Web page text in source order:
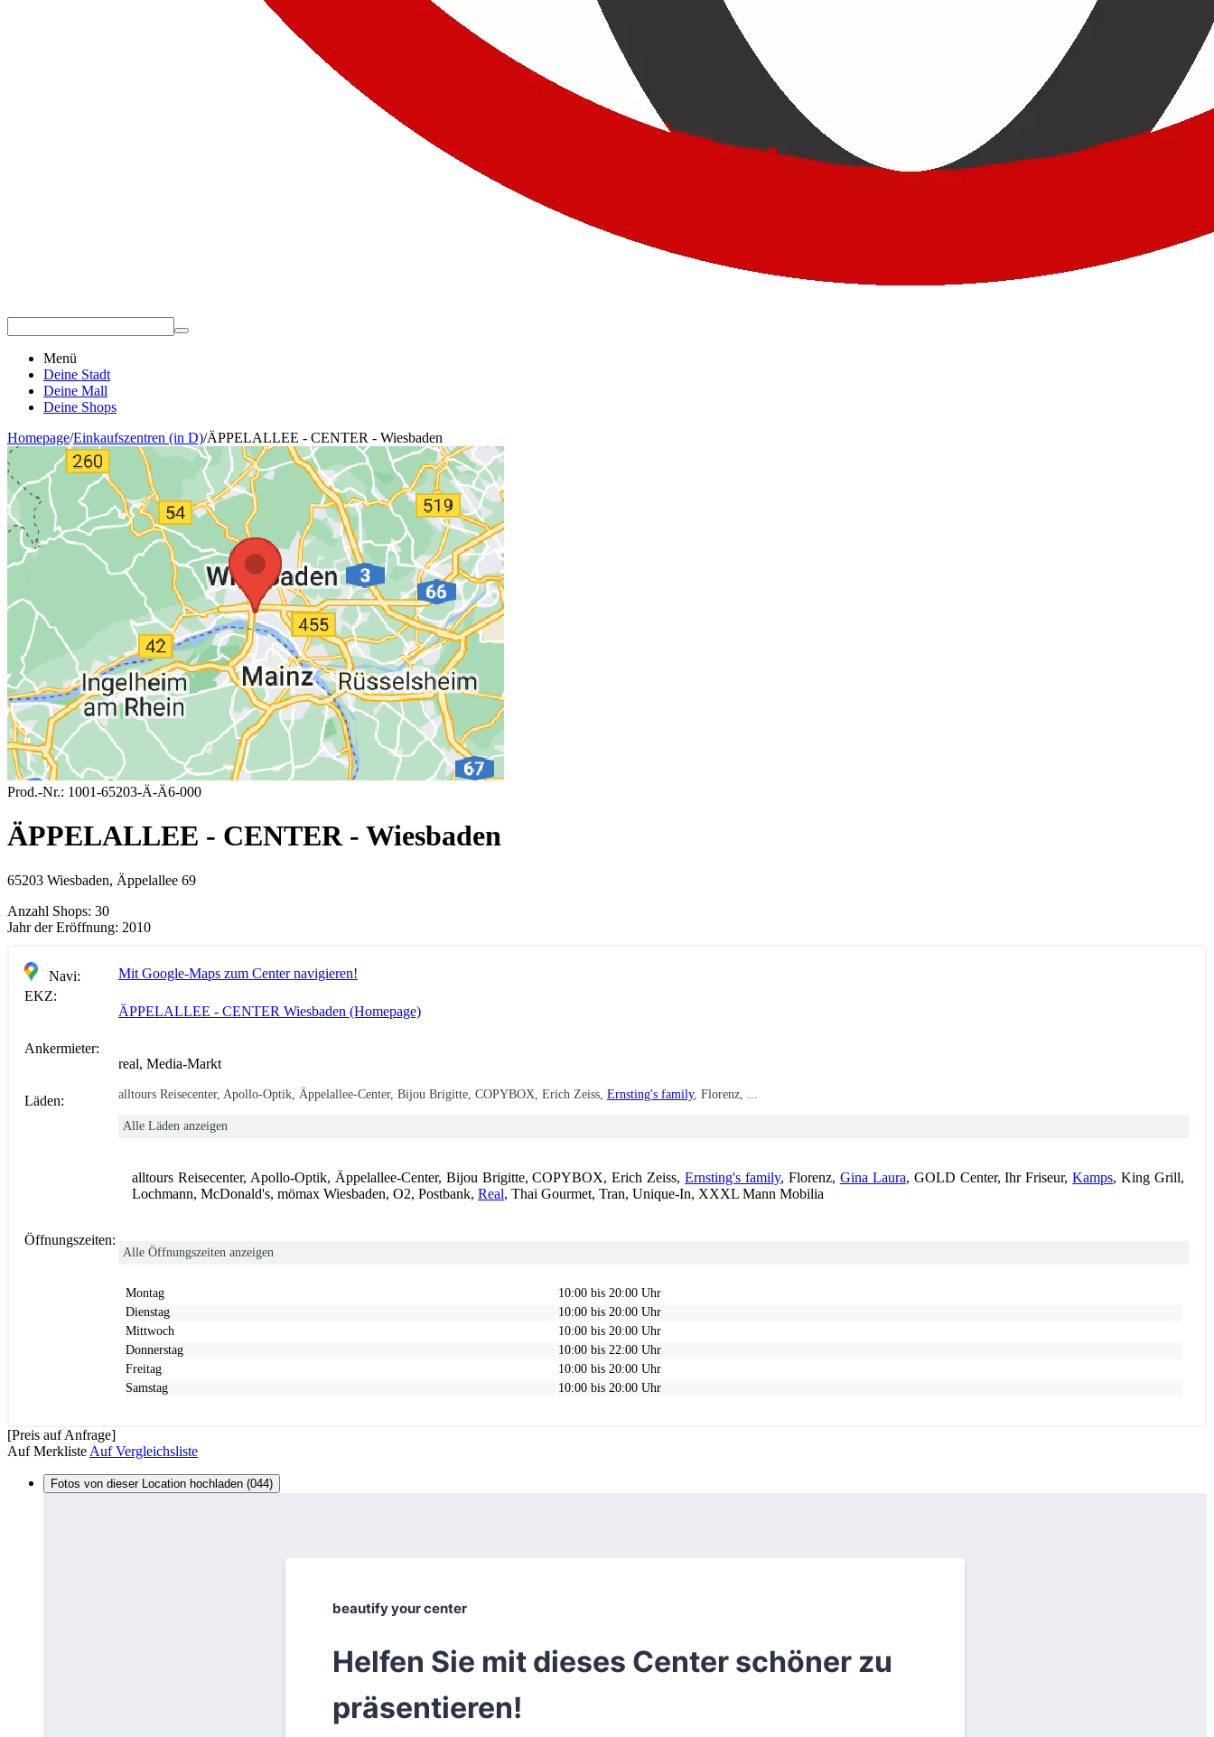
Menü
Deine Stadt
Deine Mall
Deine Shops
Homepage/Einkaufszentren (in D)/ÄPPELALLEE - CENTER - Wiesbaden
Prod.-Nr.: 1001-65203-Ä-Ä6-000
ÄPPELALLEE - CENTER - Wiesbaden
65203 Wiesbaden, Äppelallee 69
Anzahl Shops: 30
Jahr der Eröffnung: 2010
Navi:
Mit Google-Maps zum Center navigieren!
EKZ:
ÄPPELALLEE - CENTER Wiesbaden (Homepage)
Ankermieter:
real, Media-Markt
Läden: alltours Reisecenter, Apollo-Optik, Äppelallee-Center, Bijou Brigitte, COPYBOX, Erich Zeiss, Ernsting's family, Florenz, ...
Alle Läden anzeigen
alltours Reisecenter, Apollo-Optik, Äppelallee-Center, Bijou Brigitte, COPYBOX, Erich Zeiss,Ernsting's family, Florenz, Gina Laura, GOLD Center, Ihr Friseur,Kamps, King Grill,
Lochmann, McDonald's, mömax Wiesbaden, O2, Postbank, Real, Thai Gourmet, Tran, Unique-In, XXXL Mann Mobilia
Öffnungszeiten:
Alle Öffnungszeiten anzeigen
Montag
10:00 bis 20:00 Uhr
Dienstag
10:00 bis 20:00 Uhr
Mittwoch
10:00 bis 20:00 Uhr
Donnerstag
10:00 bis 22:00 Uhr
Freitag
10:00 bis 20:00 Uhr
Samstag
10:00 bis 20:00 Uhr
[Preis auf Anfrage]
Auf Merkliste Auf Vergleichsliste
Fotos von dieser Location hochladen (044)